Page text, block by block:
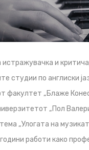
и
студии по англиски
факултет „Блаже
„Пол
„Улогата на
работи како